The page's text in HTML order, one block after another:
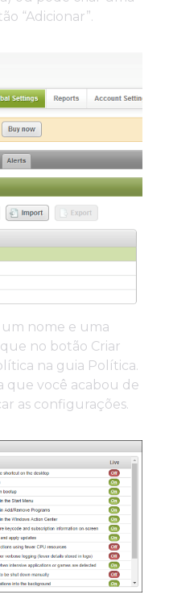
“Adicionar”.
um nome e uma
no botão Criar
na guia Política.
que você acabou de
as configurações.